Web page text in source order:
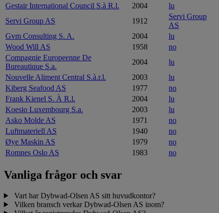
Gestair International Council S.à R.l.
2004
lu
Servi Group AS
1912
Servi Group
AS
Gvm Consulting S. A.
2004
lu
Wood Will AS
1958
no
Compagnie Europeenne De
Bureautique S.a.
2004
lu
Nouvelle Aliment Central S.à.r.l.
2003
lu
Kiberg Seafood AS
1977
no
Frank Kienel S. À R.l.
2004
lu
Koesio Luxembourg S.a.
2003
lu
Asko Molde AS
1971
no
Luftmateriell AS
1940
no
Øye Maskin AS
1979
no
Romnes Oslo AS
1983 no
Vanliga frågor och svar
Vart har Dybwad-Olsen AS sitt huvudkontor?
Vilken bransch verkar Dybwad-Olsen AS inom?